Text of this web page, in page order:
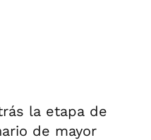
la etapa de
de mayor